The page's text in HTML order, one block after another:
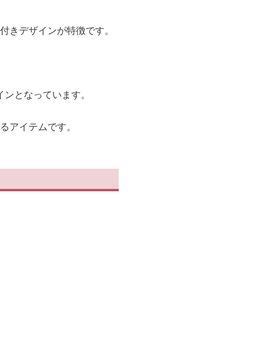
デザインが特徴です。
となっています。
イテムです。